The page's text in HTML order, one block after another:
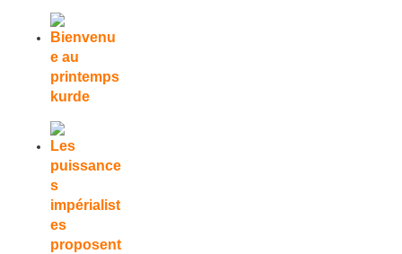
Bienvenu
e au
printemps
kurde
Les
puissance
s
impérialist
es
proposent